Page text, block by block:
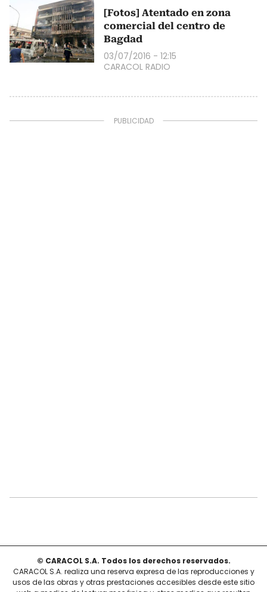
[Fotos] Atentado en zona
comercial del centro de
Bagdad
03/07/2016 - 12:15
CARACOL RADIO
© CARACOL S.A. Todos los derechos reservados.
CARACOL S.A. realiza una reserva expresa de las reproducciones y
usos de las obras y otras prestaciones accesibles desde este sitio